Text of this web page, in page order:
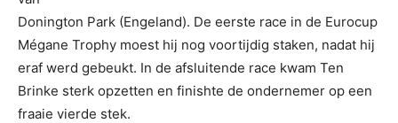
Donington Park (Engeland). De eerste race in de Eurocup
Mégane Trophy moest hij nog voortijdig staken, nadat hij
eraf werd gebeukt. In de afsluitende race kwam Ten
Brinke sterk opzetten en finishte de ondernemer op een
fraaie vierde stek.